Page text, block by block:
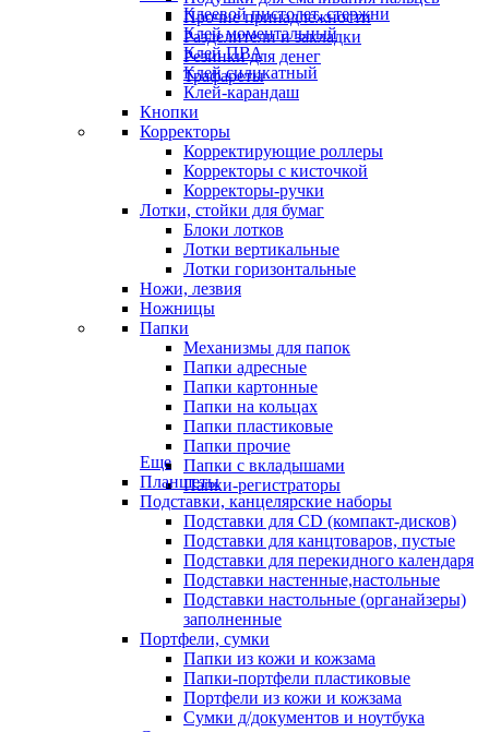
Прочие принадлежности
Разделители и закладки
Резинки для денег
Трафареты
Клеевой пистолет, стержни
Клей моментальный
Клей ПВА
Клей силикатный
Клей-карандаш
Кнопки
Корректоры
Корректирующие роллеры
Корректоры с кисточкой
Корректоры-ручки
Лотки, стойки для бумаг
Блоки лотков
Лотки вертикальные
Лотки горизонтальные
Ножи, лезвия
Ножницы
Папки
Механизмы для папок
Папки адресные
Папки картонные
Папки на кольцах
Папки пластиковые
Папки прочие
Папки с вкладышами
Папки-регистраторы
Еще
Планшеты
Подставки, канцелярские наборы
Подставки для CD (компакт-дисков)
Подставки для канцтоваров, пустые
Подставки для перекидного календаря
Подставки настенные,настольные
Подставки настольные (органайзеры)
заполненные
Портфели, сумки
Папки из кожи и кожзама
Папки-портфели пластиковые
Портфели из кожи и кожзама
Сумки д/документов и ноутбука